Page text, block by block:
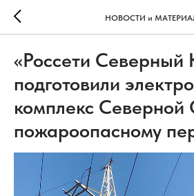
НОВОСТИ и
«Россети Северный
подготовили
комплекс Северной
пожароопасному